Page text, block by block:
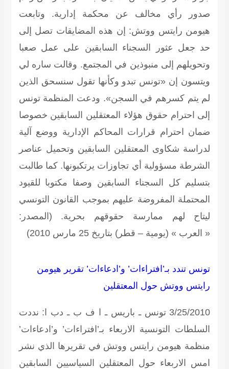
صدور رأي مخالف عن محكمة إدارية. وتابعت
هيومن رايتس ووتش: إن هذه المضايقات تصل إلى
حد جعل عثور السجناء السابقين على عمل صعبا
وتحويلهم إلى منبوذين في المجتمع. وقالت ساره لي
ويتسون إن «تونس تبدو وكأنها تقول سنسحق الذين
لم يتم كسرهم في السجن». ودعت المنظمة تونس
إلى احترام حقوق هؤلاء المعتقلين السابقين خصوصا
ضمان احترام قرارات المحاكم الإدارية ووضع آلية
لدراسة شكاوى المعتقلين السابقين وتحميل عناصر
الشرطة مسؤولية أي تجاوزات يرتكبونها. كما طالبت
بتسليم كل السجناء السابقين وصفا مكتوبا للقيود
المحتملة المفروضة عليهم بموجب القانون التونسي
ليتاح لهم ممارسة حقوقهم بحرية. (المصدر:
« العرب » (يومية – قطر) بتاريخ 25 مارس 2010)
تونس تندد بـ’افتراءات’ و’ادعاءات’ تقرير هيومن
رايتس ووتش حول المعتقلين
3/25/2010 تونس ـ باريس ـ ا ف ب ـ دب ا: نددت
السلطات التونسية الاربعاء بـ’افتراءات’ و’ادعاءات’
منظمة هيومن رايتس ووتش في تقريرها الذي نشر
امس الاربعاء حول المعتقلين السياسيين السابقين